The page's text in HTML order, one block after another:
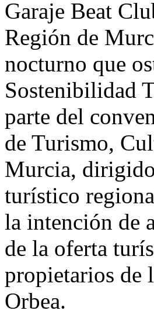
Garaje Beat
Región de
nocturno que
Sostenibilidad
parte del
de Turismo,
Murcia,
turístico
la intención de
de la oferta
propietarios de
Orbea.